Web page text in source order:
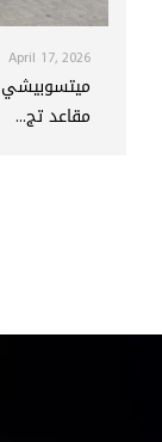
April 17, 2026
مقاعد تج...